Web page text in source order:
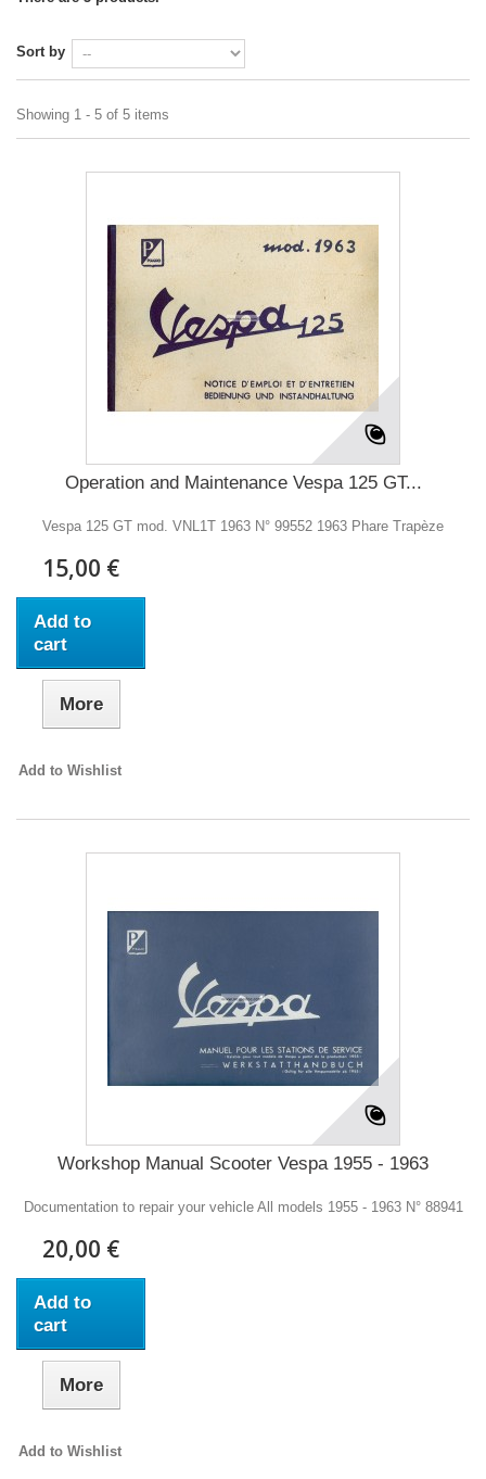
Sort by
Showing 1 - 5 of 5 items
Operation and Maintenance Vespa 125 GT...
Vespa 125 GT mod. VNL1T 1963 N° 99552 1963 Phare Trapèze
15,00 €
Add to
cart
More
Add to Wishlist
Workshop Manual Scooter Vespa 1955 - 1963
Documentation to repair your vehicle All models 1955 - 1963 N° 88941
20,00 €
Add to
cart
More
Add to Wishlist